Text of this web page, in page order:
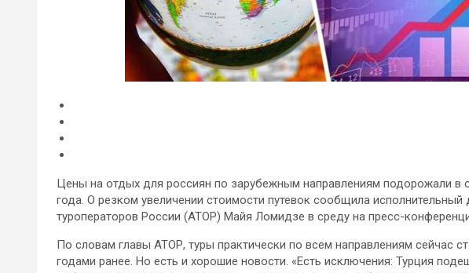
Цены на отдых для россиян по зарубежным направлениям подорожали в
года. О резком увеличении стоимости путевок сообщила
туроператоров России (АТОР) Майя Ломидзе в среду на пресс-
По словам главы АТОР, туры практически по всем направлениям сейчас
годами ранее. Но есть и хорошие новости. «Есть исключения: Турция